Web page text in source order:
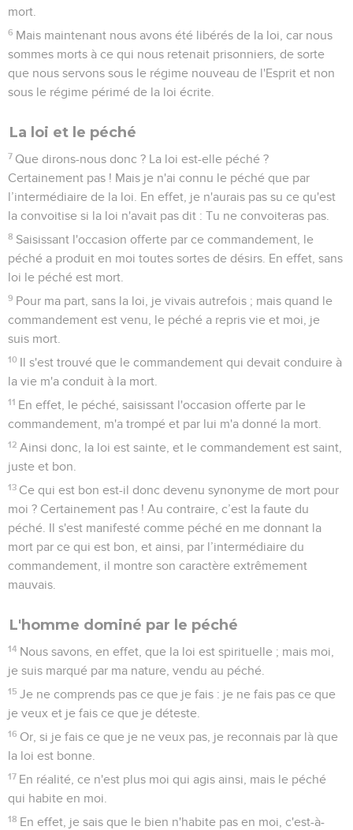
mort.
6 Mais maintenant nous avons été libérés de la loi, car nous
sommes morts à ce qui nous retenait prisonniers, de sorte
que nous servons sous le régime nouveau de l'Esprit et non
sous le régime périmé de la loi écrite.
La loi et le péché
7 Que dirons-nous donc ? La loi est-elle péché ?
Certainement pas ! Mais je n'ai connu le péché que par
l’intermédiaire de la loi. En effet, je n'aurais pas su ce qu'est
la convoitise si la loi n'avait pas dit : Tu ne convoiteras pas.
8 Saisissant l'occasion offerte par ce commandement, le
péché a produit en moi toutes sortes de désirs. En effet, sans
loi le péché est mort.
9 Pour ma part, sans la loi, je vivais autrefois ; mais quand le
commandement est venu, le péché a repris vie et moi, je
suis mort.
10 Il s'est trouvé que le commandement qui devait conduire à
la vie m'a conduit à la mort.
11 En effet, le péché, saisissant l'occasion offerte par le
commandement, m'a trompé et par lui m'a donné la mort.
12 Ainsi donc, la loi est sainte, et le commandement est saint,
juste et bon.
13 Ce qui est bon est-il donc devenu synonyme de mort pour
moi ? Certainement pas ! Au contraire, c’est la faute du
péché. Il s'est manifesté comme péché en me donnant la
mort par ce qui est bon, et ainsi, par l’intermédiaire du
commandement, il montre son caractère extrêmement
mauvais.
L'homme dominé par le péché
14 Nous savons, en effet, que la loi est spirituelle ; mais moi,
je suis marqué par ma nature, vendu au péché.
15 Je ne comprends pas ce que je fais : je ne fais pas ce que
je veux et je fais ce que je déteste.
16 Or, si je fais ce que je ne veux pas, je reconnais par là que
la loi est bonne.
17 En réalité, ce n'est plus moi qui agis ainsi, mais le péché
qui habite en moi.
18 En effet, je sais que le bien n'habite pas en moi, c'est-à-